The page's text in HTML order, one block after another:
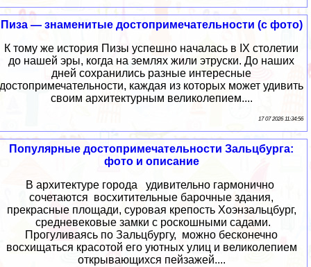
Пиза — знаменитые достопримечательности (с фото)
К тому же история Пизы успешно началась в IX столетии
до нашей эры, когда на землях жили этруски. До наших
дней сохранились разные интересные
достопримечательности, каждая из которых может удивить
своим архитектурным великолепием....
17 07 2026 11:34:56
Популярные достопримечательности Зальцбурга:
фото и описание
В архитектуре города удивительно гармонично
сочетаются восхитительные барочные здания,
прекрасные площади, суровая крепость Хоэнзальцбург,
средневековые замки с роскошными садами.
Прогуливаясь по Зальцбургу, можно бесконечно
восхищаться красотой его уютных улиц и великолепием
открывающихся пейзажей....